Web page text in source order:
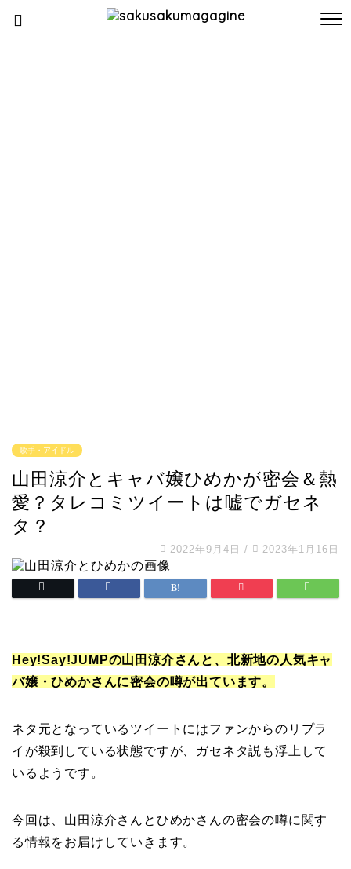
歌手・アイドル
山田涼介とキャバ嬢ひめかが密会＆熱
愛？タレコミツイートは嘘でガセネ
タ？
2022年9月4日 / 2023年1月16日
Hey!Say!JUMPの山田涼介さんと、北新地の人気キャ
バ嬢・ひめかさんに密会の噂が出ています。
ネタ元となっているツイートにはファンからのリプラ
イが殺到している状態ですが、ガセネタ説も浮上して
いるようです。
今回は、山田涼介さんとひめかさんの密会の噂に関す
る情報をお届けしていきます。